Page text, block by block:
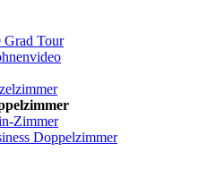
Grad Tour
Zimmer
Doppelzimmer